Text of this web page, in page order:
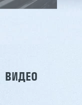
ВИДЕО